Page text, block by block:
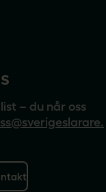
– du når oss